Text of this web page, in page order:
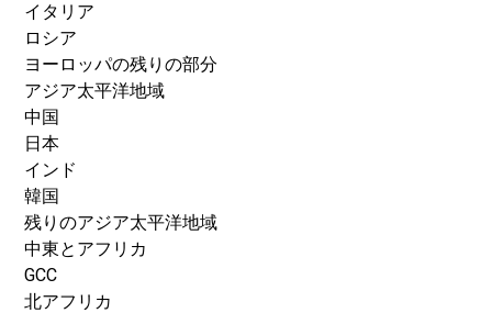
イタリア
ロシア
ヨーロッパの残りの部分
アジア太平洋地域
中国
日本
インド
韓国
残りのアジア太平洋地域
中東とアフリカ
GCC
北アフリカ